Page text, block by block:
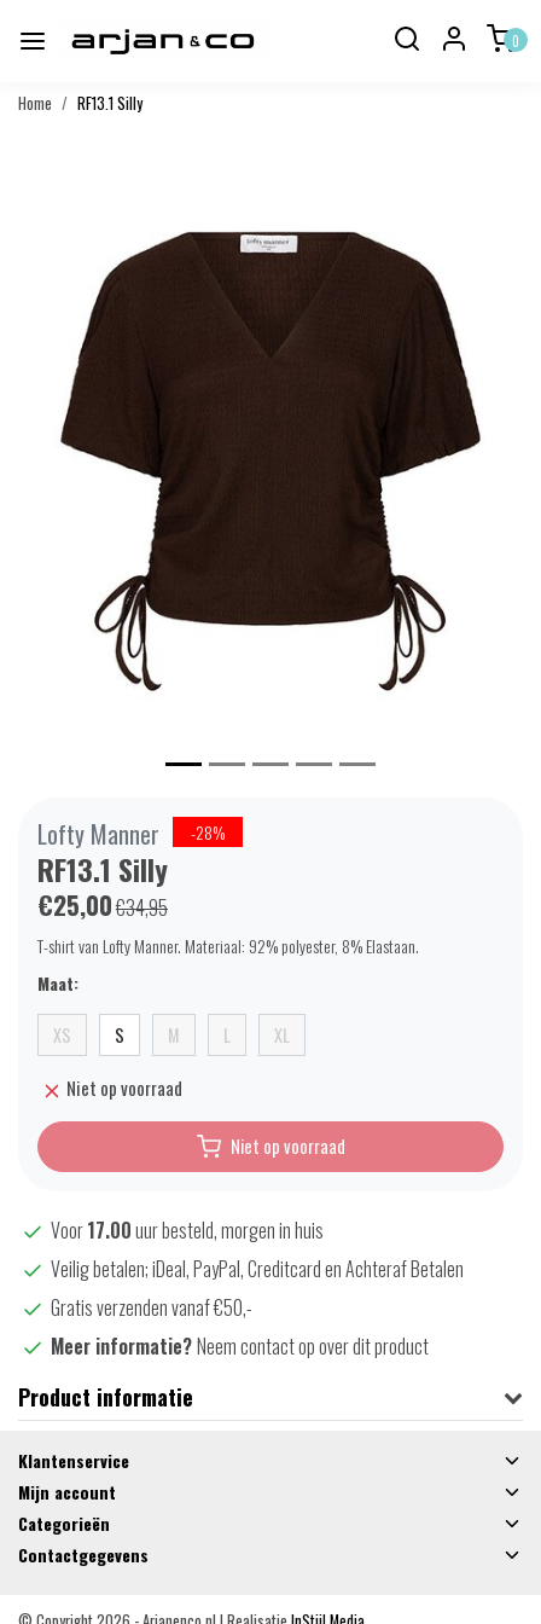
0
Home RF13.1 Silly
Lofty Manner -28%
RF13.1 Silly
€25,00€34,95
T-shirt van Lofty Manner. Materiaal: 92% polyester, 8% Elastaan.
Maat:
XS S M L XL
Niet op voorraad
Niet op voorraad
Voor17.00uur besteld, morgen in huis
Veilig betalen; iDeal, PayPal, Creditcard en Achteraf Betalen
Gratis verzenden vanaf €50,-
Meer informatie?Neem contact op over dit product
Product informatie
Klantenservice
Mijn account
Categorieën
Contactgegevens